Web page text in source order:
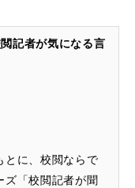
記者が気になる言
とに、校閲ならで
ズ「校閲記者が聞